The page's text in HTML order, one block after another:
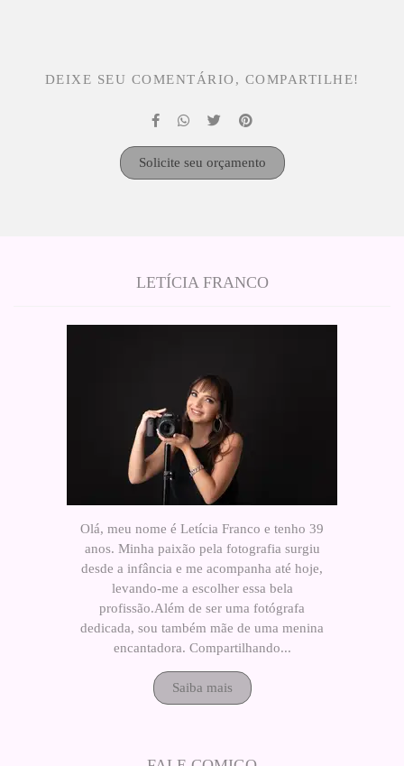
DEIXE SEU COMENTÁRIO, COMPARTILHE!
Solicite seu orçamento
LETÍCIA FRANCO
Olá, meu nome é Letícia Franco e tenho 39
anos. Minha paixão pela fotografia surgiu
desde a infância e me acompanha até hoje,
levando-me a escolher essa bela
profissão.Além de ser uma fotógrafa
dedicada, sou também mãe de uma menina
encantadora. Compartilhando...
Saiba mais